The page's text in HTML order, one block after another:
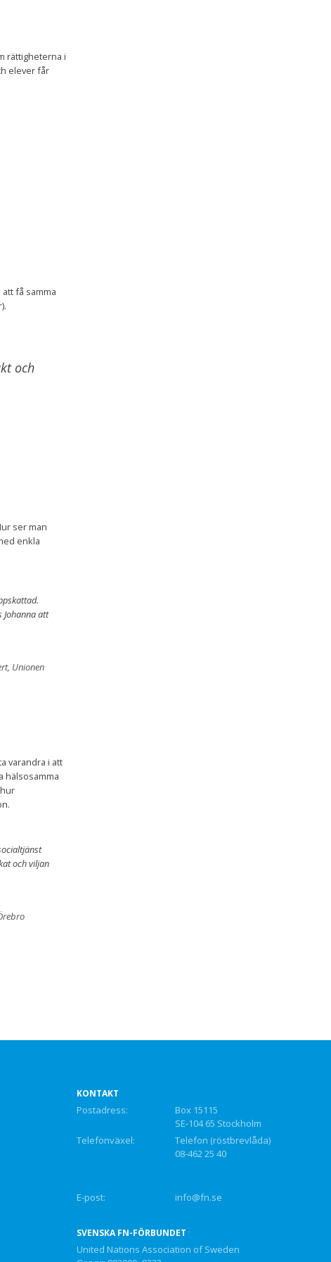
rättigheterna i
elever får
få samma
och
ser man
enkla
Johanna att
Unionen
varandra i att
hälsosamma
och viljan
KONTAKT
Postadress:
Box 15115
SE-104 65 Stockholm
Telefonväxel:
Telefon (röstbrevlåda)
08-462 25 40
E-post: info@fn.se
SVENSKA FN-FÖRBUNDET
United Nations Association of Sweden